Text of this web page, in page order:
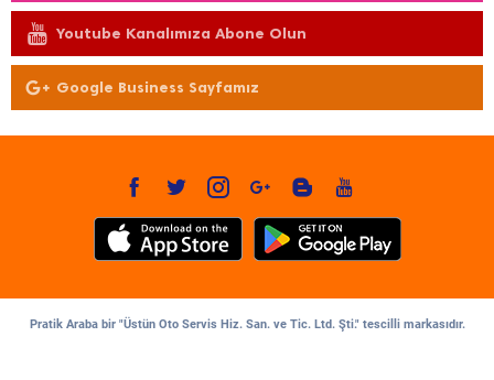
Youtube Kanalımıza Abone Olun
Google Business Sayfamız
Pratik Araba bir "Üstün Oto Servis Hiz. San. ve Tic. Ltd. Şti." tescilli markasıdır.